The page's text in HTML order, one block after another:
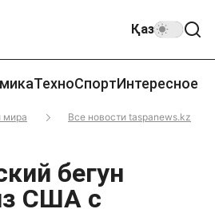
Қаз
ТехноСпортИнтересное
мира
Все новости taspanews.kz
бегун
США с